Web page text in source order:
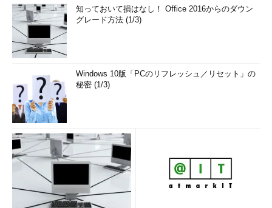
知っておいて損はなし！ Office 2016からのダウン
グレード方法 (1/3)
Windows 10版「PCのリフレッシュ／リセット」の
秘密 (1/3)